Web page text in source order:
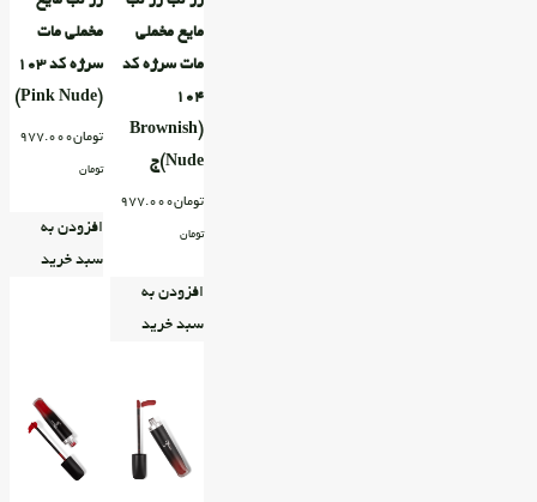
مایع مخملی
مات سرژه کد
۱۰۴
(Brownish
Nude)ج
تومان977.000
تومان
افزودن به
سبد خرید
مخملی مات
سرژه کد ۱۰۳
(Pink Nude)
تومان977.000
تومان
افزودن به
سبد خرید